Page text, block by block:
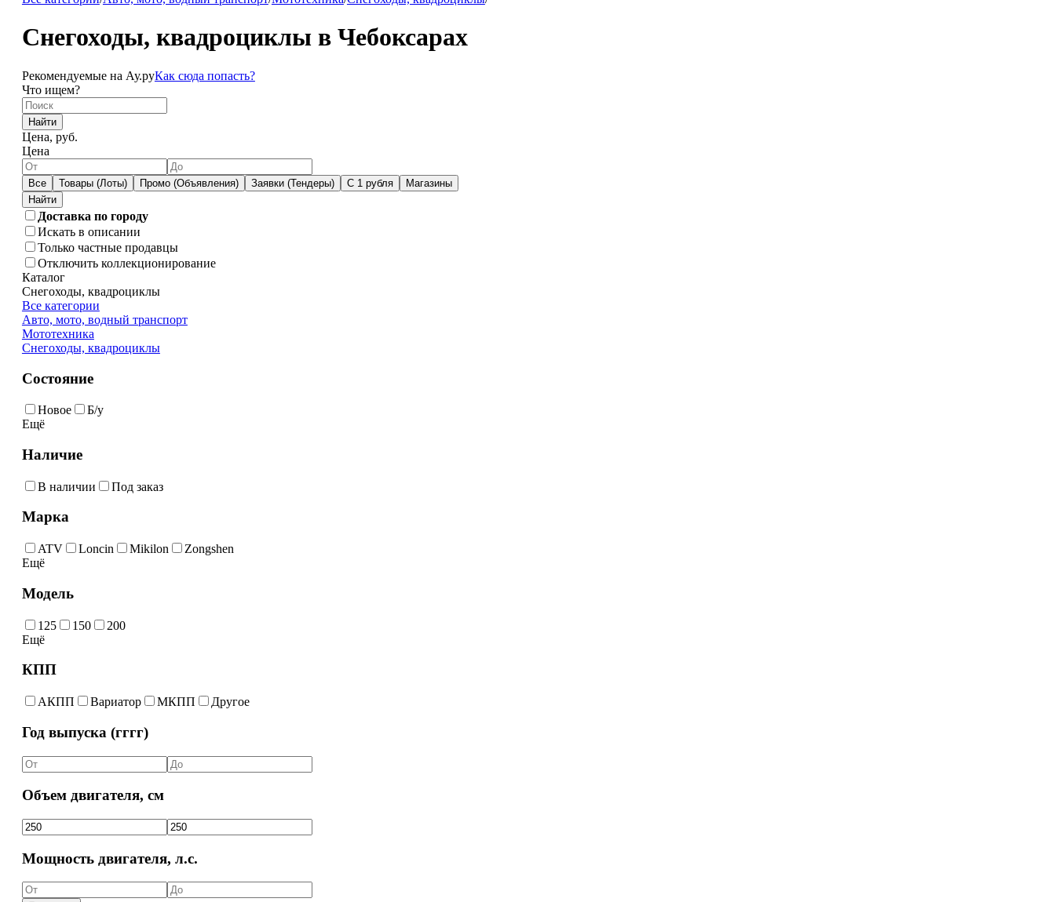
Снегоходы, квадроциклы в Чебоксарах
Рекомендуемые на Ау.руКак сюда попасть?
Что ищем?
Найти
Цена, руб.
Цена
Все Товары (Лоты) Промо (Объявления) Заявки (Тендеры) С 1 рубля Магазины
Доставка по городу
Искать в описании
Только частные продавцы
Отключить коллекционирование
Каталог
Снегоходы, квадроциклы
Все категории
Авто, мото, водный транспорт
Мототехника
Снегоходы, квадроциклы
Состояние
Новое
Б/у
Ещё
Наличие
В наличии Под заказ
Марка
ATV Loncin Mikilon
Zongshen
Ещё
Модель
125 150
200
Ещё
КПП
АКПП Вариатор МКПП Другое
Год выпуска (гггг)
Объем двигателя, см
Мощность двигателя, л.с.